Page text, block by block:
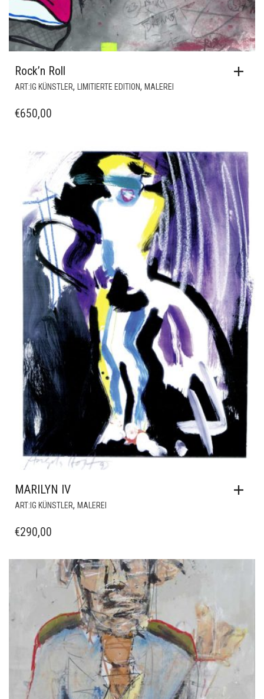
Rock’n Roll
ART:IG KÜNSTLER, LIMITIERTE EDITION, MALEREI
€650,00
MARILYN IV
ART:IG KÜNSTLER, MALEREI
€290,00